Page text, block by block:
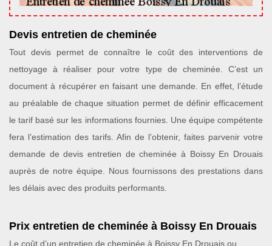
Devis entretien de cheminée
Tout devis permet de connaître le coût des interventions de
nettoyage à réaliser pour votre type de cheminée. C’est un
document à récupérer en faisant une demande. En effet, l’étude
au préalable de chaque situation permet de définir efficacement
le tarif basé sur les informations fournies. Une équipe compétente
fera l’estimation des tarifs. Afin de l’obtenir, faites parvenir votre
demande de devis entretien de cheminée à Boissy En Drouais
auprès de notre équipe. Nous fournissons des prestations dans
les délais avec des produits performants.
Prix entretien de cheminée à Boissy En Drouais
Le coût d’un entretien de cheminée à Boissy En Drouais ou